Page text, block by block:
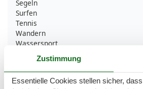
Segeln
Surfen
Tennis
Wandern
Wassersport
Anzahl der Duschen
Dusche
Zustimmung
Essentielle Cookies stellen sicher,